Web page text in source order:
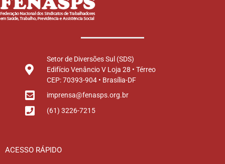
Setor de Diversões Sul (SDS)
Edifício Venâncio V Loja 28 • Térreo
CEP: 70393-904 • Brasília-DF
imprensa@fenasps.org.br
(61) 3226-7215
ACESSO RÁPIDO